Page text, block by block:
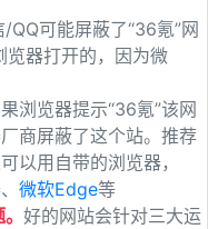
/QQ可能屏蔽了“36氪”网
览器打开的，因为微
浏览器提示“36氪”该网
商屏蔽了这个站。推荐
以用自带的浏览器，
、 微软Edge等
好的网站会针对三大运